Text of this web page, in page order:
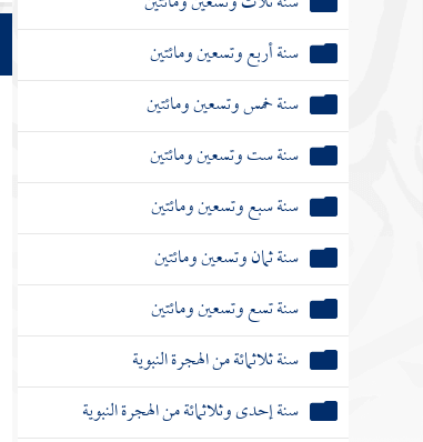
سنة أربع وتسعين ومائتين
سنة خمس وتسعين ومائتين
سنة ست وتسعين ومائتين
سنة سبع وتسعين ومائتين
سنة ثمان وتسعين ومائتين
سنة تسع وتسعين ومائتين
سنة ثلاثمائة من الهجرة النبوية
سنة إحدى وثلاثمائة من الهجرة النبوية